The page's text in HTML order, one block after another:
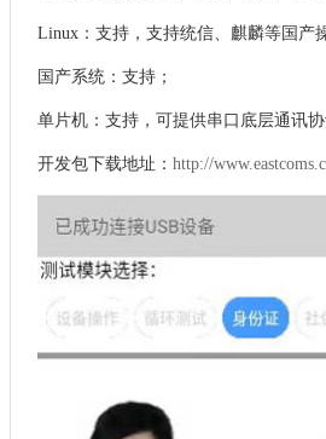
Linux：支持，支持统信、麒麟等国产
国产系统：支持；
单片机：支持，可提供串口底层通讯协
开发包下载地址： http://